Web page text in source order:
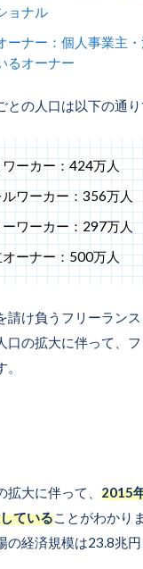
ョナル
ーナー：個人事業主
るオーナー
との人口は以下の通り
ーカー：424万人
ワーカー：356万人
ワーカー：297万人
ーナー：500万人
請け負うフリーラン
口の拡大に伴って、
大に伴って、 2015
ていることがわかり
の経済規模は23.8兆円